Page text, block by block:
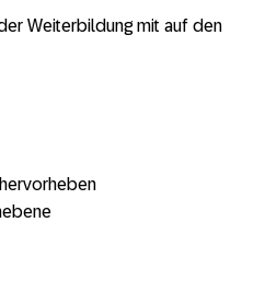
Weiterbildung mit auf den